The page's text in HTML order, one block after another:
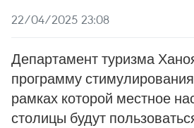
22/04/2025 23:08
Департамент туризма
программу
рамках которой местное
столицы будут